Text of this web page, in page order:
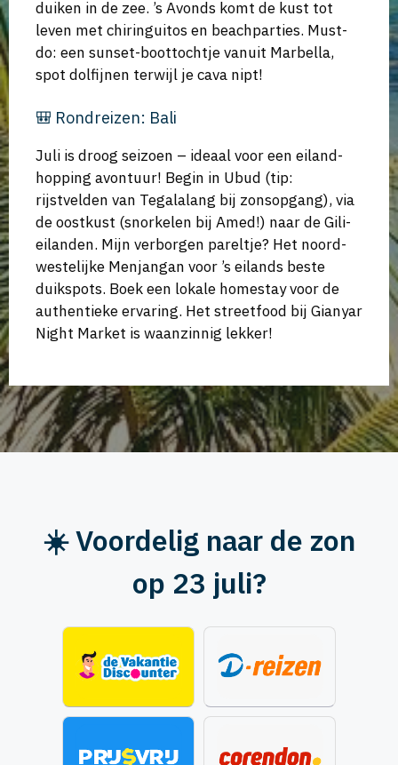
duiken in de zee. ’s Avonds komt de kust tot
leven met chiringuitos en beachparties. Must-
do: een sunset-boottochtje vanuit Marbella,
spot dolfijnen terwijl je cava nipt!
🎒 Rondreizen: Bali
Juli is droog seizoen – ideaal voor een eiland-
hopping avontuur! Begin in Ubud (tip:
rijstvelden van Tegalalang bij zonsopgang), via
de oostkust (snorkelen bij Amed!) naar de Gili-
eilanden. Mijn verborgen pareltje? Het noord-
westelijke Menjangan voor ’s eilands beste
duikspots. Boek een lokale homestay voor de
authentieke ervaring. Het streetfood bij Gianyar
Night Market is waanzinnig lekker!
☀️ Voordelig naar de zon
op 23 juli?